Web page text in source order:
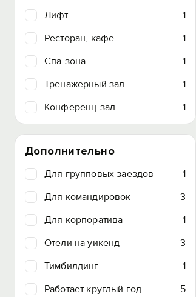
Лифт
1
Ресторан, кафе
1
Спа-зона
1
Тренажерный зал
1
Конференц-зал
1
Дополнительно
Для групповых заездов
1
Для командировок
3
Для корпоратива
1
Отели на уикенд
3
Тимбилдинг
1
Работает круглый год
5